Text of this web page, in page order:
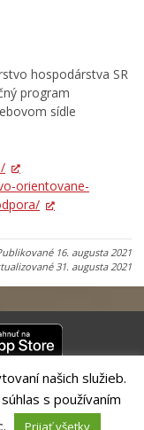
hospodárstva SR
program
sídle
orientovane-
16. augusta 2021
31. augusta 2021
Technology sk,
našich služieb.
s používaním
. Prijať všetky